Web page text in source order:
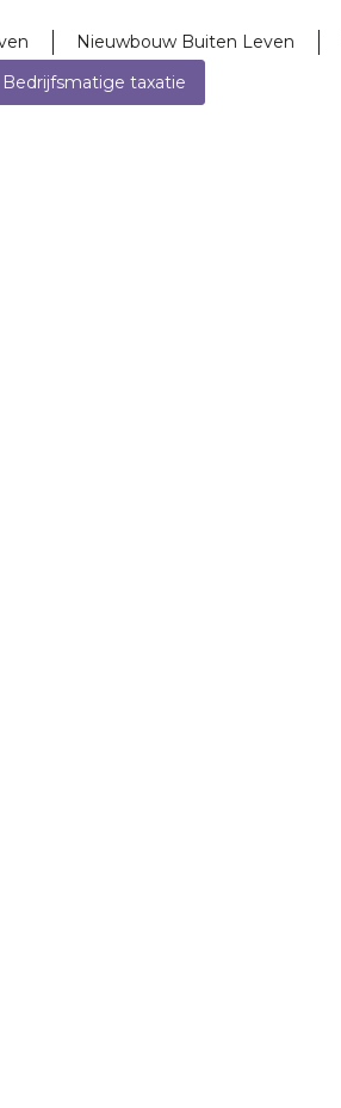
Nieuwbouw Buiten Leven
Bedrijfsmatige taxatie